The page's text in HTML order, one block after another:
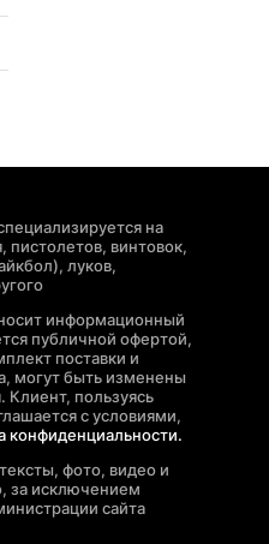
на
винтовок,
луков,
информационный
публичной офертой,
поставки и
могут быть изменены
пользуясь
с условиями,
конфиденциальности.
фото, видео и
за исключением
сайта